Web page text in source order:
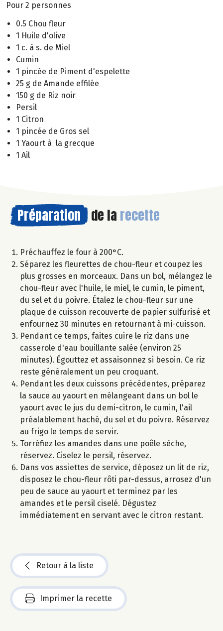
Pour 2 personnes
0.5 Chou fleur
1 Huile d'olive
1 c. à s. de Miel
Cumin
1 pincée de Piment d'espelette
25 g de Amande effilée
150 g de Riz noir
Persil
1 Citron
1 pincée de Gros sel
1 Yaourt à la grecque
1 Ail
Préparation de la recette
Préchauffez le four à 200°C.
Séparez les fleurettes de chou-fleur et coupez les
plus grosses en morceaux. Dans un bol, mélangez le
chou-fleur avec l'huile, le miel, le cumin, le piment,
du sel et du poivre. Étalez le chou-fleur sur une
plaque de cuisson recouverte de papier sulfurisé et
enfournez 30 minutes en retournant à mi-cuisson.
Pendant ce temps, faites cuire le riz dans une
casserole d'eau bouillante salée (environ 25
minutes). Égouttez et assaisonnez si besoin. Ce riz
reste généralement un peu croquant.
Pendant les deux cuissons précédentes, préparez
la sauce au yaourt en mélangeant dans un bol le
yaourt avec le jus du demi-citron, le cumin, l'ail
préalablement haché, du sel et du poivre. Réservez
au frigo le temps de servir.
Torréfiez les amandes dans une poêle sèche,
réservez. Ciselez le persil, réservez.
Dans vos assiettes de service, déposez un lit de riz,
disposez le chou-fleur rôti par-dessus, arrosez d'un
peu de sauce au yaourt et terminez par les
amandes et le persil ciselé. Dégustez
immédiatement en servant avec le citron restant.
Retour à la liste
Imprimer la recette